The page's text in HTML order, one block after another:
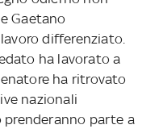
Gaetano
differenziato.
ha lavorato a
ha ritrovato
nazionali
prenderanno parte a